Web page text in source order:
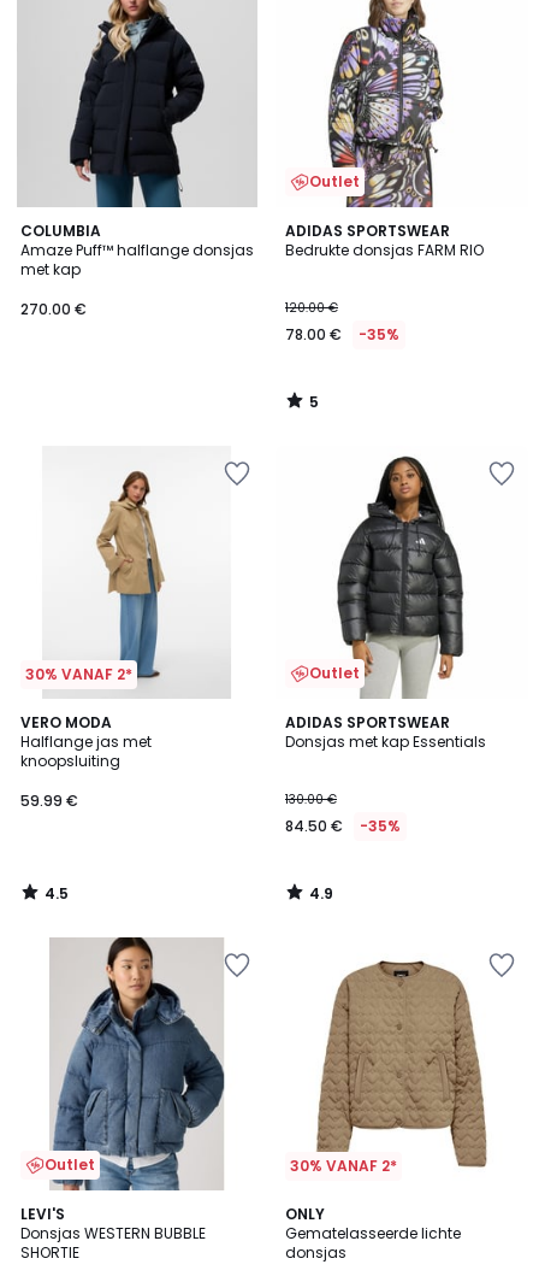
COLUMBIA
Amaze Puff™ halflange donsjas
met kap
270.00 €
Outlet
ADIDAS SPORTSWEAR
Bedrukte donsjas FARM RIO
120.00 €
78.00 € -35%
5
/
5
/
30% VANAF 2*
VERO MODA
Halflange jas met
knoopsluiting
59.99 €
4.5
/ 5
4.5
/
Outlet
ADIDAS SPORTSWEAR
Donsjas met kap Essentials
130.00 €
84.50 € -35%
4.9
/ 5
4.9
/
Outlet
LEVI'S
Donsjas WESTERN BUBBLE
SHORTIE
5
/
5
30% VANAF 2*
ONLY
Gematelasseerde lichte
donsjas